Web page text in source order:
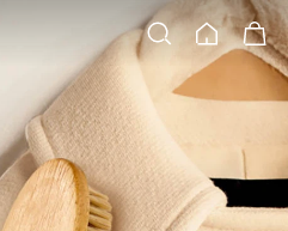
검색 홈 장바구니